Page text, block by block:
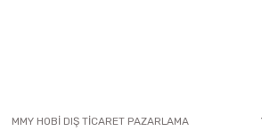
Ürün açıklamasında eksik bilgiler bulunuyor.
MMY HOBİ DIŞ TİCARET PAZARLAMA